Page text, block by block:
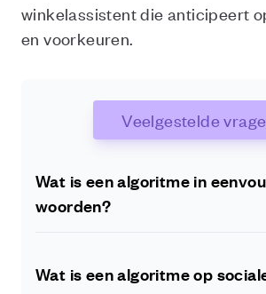
winkelassistent die anticipeert
en voorkeuren.
Veelgestelde
Wat is een algoritme in
woorden?
probleem op te lossen of een
Wat is een algoritme op